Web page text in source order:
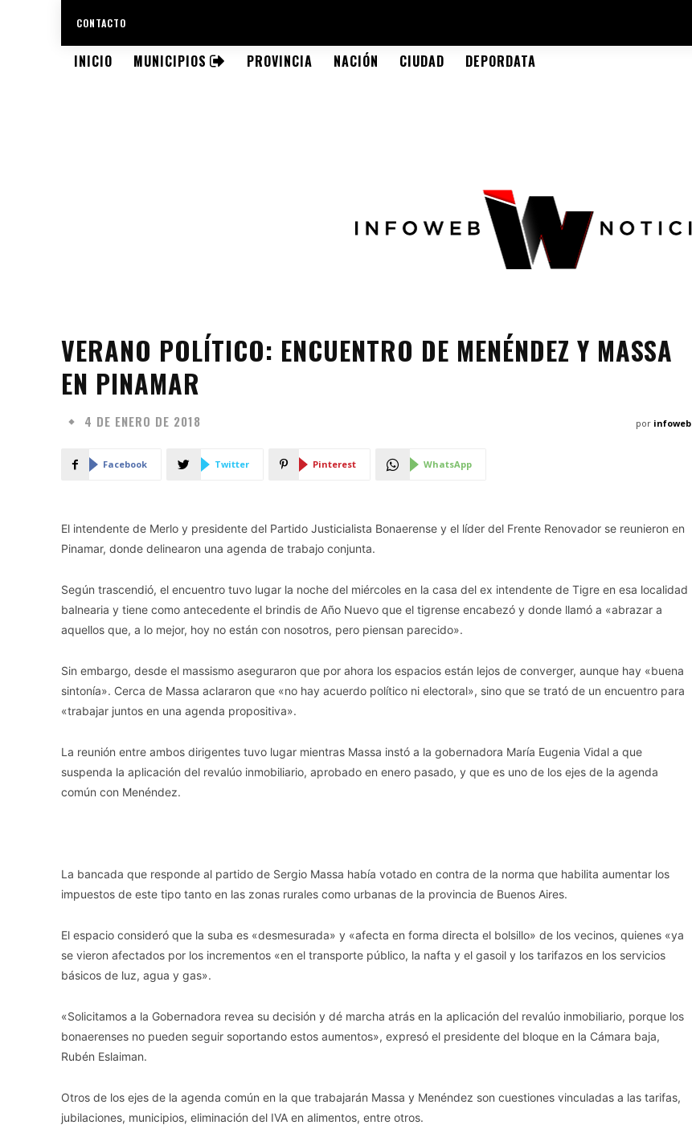
CONTACTO
INICIO MUNICIPIOS PROVINCIA NACIÓN CIUDAD DEPORDATA
VERANO POLÍTICO: ENCUENTRO DE MENÉNDEZ Y MASSA
EN PINAMAR
4 DE ENERO DE 2018 por infoweb
Facebook Twitter Pinterest WhatsApp
El intendente de Merlo y presidente del Partido Justicialista Bonaerense y el líder del Frente Renovador se reunieron en
Pinamar, donde delinearon una agenda de trabajo conjunta.
Según trascendió, el encuentro tuvo lugar la noche del miércoles en la casa del ex intendente de Tigre en esa localidad
balnearia y tiene como antecedente el brindis de Año Nuevo que el tigrense encabezó y donde llamó a «abrazar a
aquellos que, a lo mejor, hoy no están con nosotros, pero piensan parecido».
Sin embargo, desde el massismo aseguraron que por ahora los espacios están lejos de converger, aunque hay «buena
sintonía». Cerca de Massa aclararon que «no hay acuerdo político ni electoral», sino que se trató de un encuentro para
«trabajar juntos en una agenda propositiva».
La reunión entre ambos dirigentes tuvo lugar mientras Massa instó a la gobernadora María Eugenia Vidal a que
suspenda la aplicación del revalúo inmobiliario, aprobado en enero pasado, y que es uno de los ejes de la agenda
común con Menéndez.
La bancada que responde al partido de Sergio Massa había votado en contra de la norma que habilita aumentar los
impuestos de este tipo tanto en las zonas rurales como urbanas de la provincia de Buenos Aires.
El espacio consideró que la suba es «desmesurada» y «afecta en forma directa el bolsillo» de los vecinos, quienes «ya
se vieron afectados por los incrementos «en el transporte público, la nafta y el gasoil y los tarifazos en los servicios
básicos de luz, agua y gas».
«Solicitamos a la Gobernadora revea su decisión y dé marcha atrás en la aplicación del revalúo inmobiliario, porque los
bonaerenses no pueden seguir soportando estos aumentos», expresó el presidente del bloque en la Cámara baja,
Rubén Eslaiman.
Otros de los ejes de la agenda común en la que trabajarán Massa y Menéndez son cuestiones vinculadas a las tarifas,
jubilaciones, municipios, eliminación del IVA en alimentos, entre otros.